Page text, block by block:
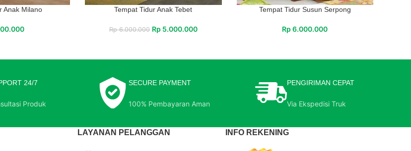
Anak Milano Tempat Tidur Anak Tebet
Rp6.000.000 Rp 5.000.000
Tempat Tidur Susun Serpong
Rp 6.000.000
24/7
Produk
SECURE PAYMENT
100% Pembayaran Aman
PENGIRIMAN CEPAT
Via Ekspedisi Truk
LAYANAN PELANGGAN INFO REKENING